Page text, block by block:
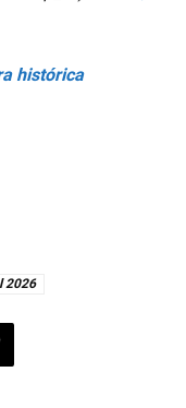
histórica
2026